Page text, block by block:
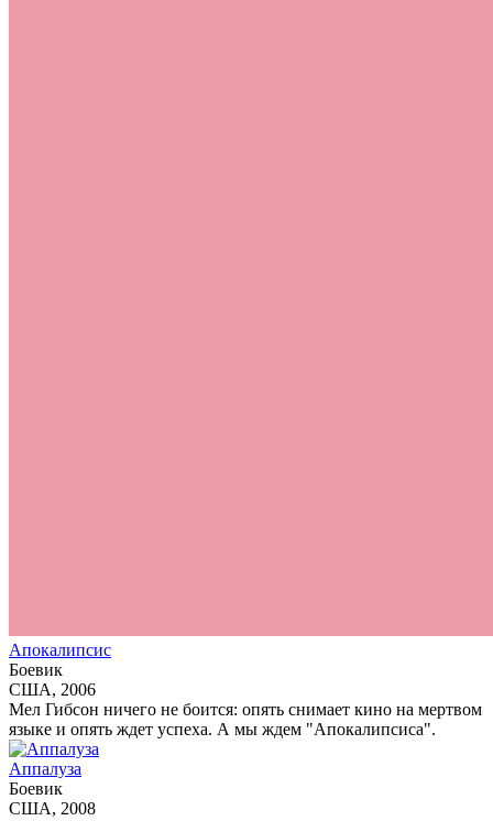
Апокалипсис
Боевик
США, 2006
Мел Гибсон ничего не боится: опять снимает кино на мертвом
языке и опять ждет успеха. А мы ждем "Апокалипсиса".
Аппалуза
Боевик
США, 2008